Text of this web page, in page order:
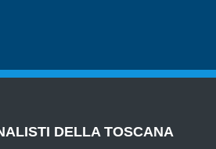
DELLA TOSCANA